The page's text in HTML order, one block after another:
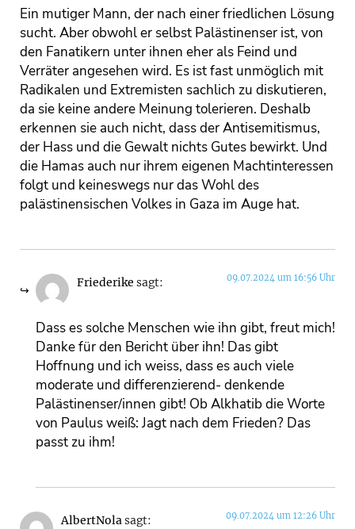
Ein mutiger Mann, der nach einer friedlichen Lösung
sucht. Aber obwohl er selbst Palästinenser ist, von
den Fanatikern unter ihnen eher als Feind und
Verräter angesehen wird. Es ist fast unmöglich mit
Radikalen und Extremisten sachlich zu diskutieren,
da sie keine andere Meinung tolerieren. Deshalb
erkennen sie auch nicht, dass der Antisemitismus,
der Hass und die Gewalt nichts Gutes bewirkt. Und
die Hamas auch nur ihrem eigenen Machtinteressen
folgt und keineswegs nur das Wohl des
palästinensischen Volkes in Gaza im Auge hat.
Friederike sagt: 09.07.2024 um 16:56 Uhr
Dass es solche Menschen wie ihn gibt, freut mich!
Danke für den Bericht über ihn! Das gibt
Hoffnung und ich weiss, dass es auch viele
moderate und differenzierend- denkende
Palästinenser/innen gibt! Ob Alkhatib die Worte
von Paulus weiß: Jagt nach dem Frieden? Das
passt zu ihm!
AlbertNolasagt: 09.07.2024 um 12:26 Uhr